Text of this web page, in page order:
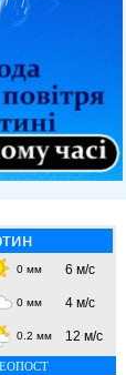
0 мм 6 м/с
0 мм 4 м/с
0.2 мм 12 м/с